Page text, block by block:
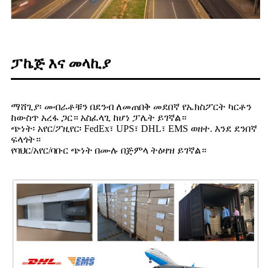
ፓኬጅ እና መላኪያ
ማሸጊያ፡ መብራቶቹን በደንብ ለመጠበቅ መደበኛ የኤክስፖርት ካርቶን
ከውስጥ አረፋ ጋር። አስፈላጊ ከሆነ ፓሌት ይገኛል።
ጭነት፡ አየር/ፖዚየር፡ FedEx፣ UPS፣ DHL፣ EMS ወዘተ. እንደ ደንበኛ
ፍላጎት።
የባህር/አየር/ባቡር ጭነት በሙሉ በጅምላ ትዕዛዝ ይገኛል።